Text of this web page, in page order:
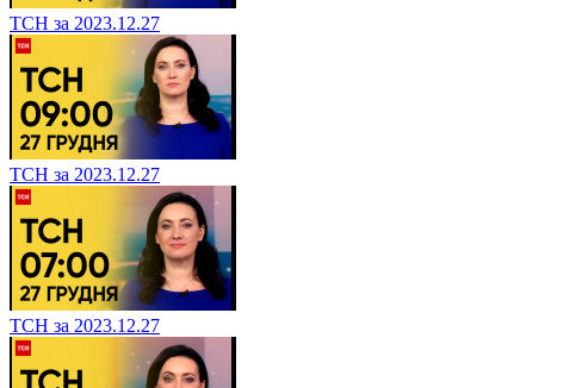
ТСН за 2023.12.27
ТСН за 2023.12.27
ТСН за 2023.12.27